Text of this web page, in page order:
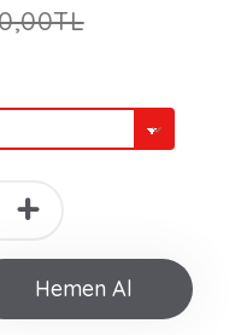
+
Hemen Al